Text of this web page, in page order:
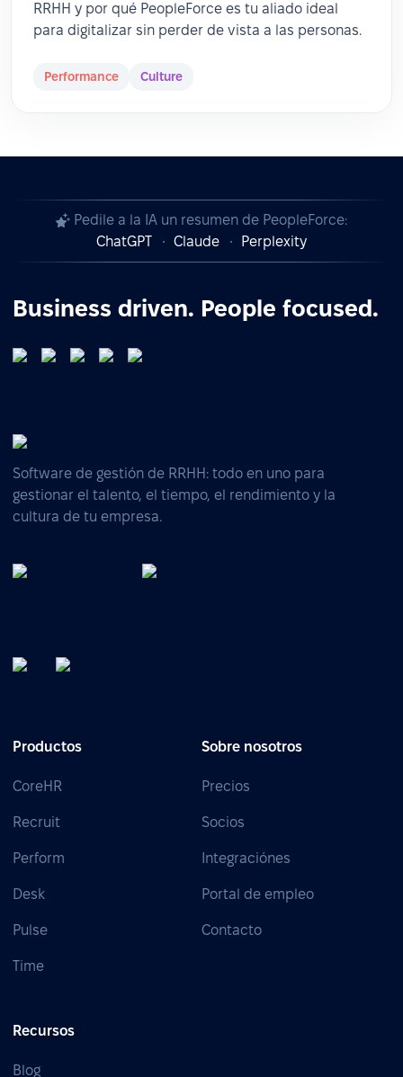
RRHH y por qué PeopleForce es tu aliado ideal
para digitalizar sin perder de vista a las personas.
Performance Culture
Pedile a la IA un resumen de PeopleForce:
ChatGPT
Claude Perplexity
Business driven. People focused.
Software de gestión de RRHH: todo en uno para
gestionar el talento, el tiempo, el rendimiento y la
cultura de tu empresa.
Productos
CoreHR
Recruit
Perform
Desk
Pulse
Time
Sobre nosotros
Precios
Socios
Integraciónes
Portal de empleo
Contacto
Recursos
Blog